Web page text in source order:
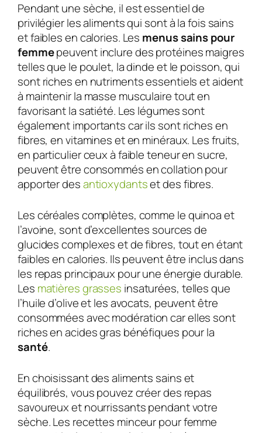
Pendant une sèche, il est essentiel de
privilégier les aliments qui sont à la fois sains
et faibles en calories. Les menus sains pour
femmepeuvent inclure des protéines maigres
telles que le poulet, la dinde et le poisson, qui
sont riches en nutriments essentiels et aident
à maintenir la masse musculaire tout en
favorisant la satiété. Les légumes sont
également importants car ils sont riches en
fibres, en vitamines et en minéraux. Les fruits,
en particulier ceux à faible teneur en sucre,
peuvent être consommés en collation pour
apporter desantioxydantset des fibres.
Les céréales complètes, comme le quinoa et
l’avoine, sont d’excellentes sources de
glucides complexes et de fibres, tout en étant
faibles en calories. Ils peuvent être inclus dans
les repas principaux pour une énergie durable.
Les matières grasses insaturées, telles que
l’huile d’olive et les avocats, peuvent être
consommées avec modération car elles sont
riches en acides gras bénéfiques pour la
santé.
En choisissant des aliments sains et
équilibrés, vous pouvez créer des repas
savoureux et nourrissants pendant votre
sèche. Les recettes minceur pour femme